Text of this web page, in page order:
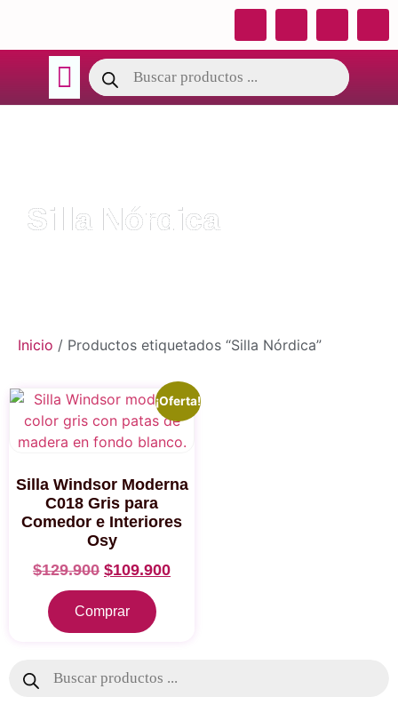
Silla Nórdica
Inicio / Productos etiquetados “Silla Nórdica”
¡Oferta!
Silla Windsor Moderna
C018 Gris para
Comedor e Interiores
Osy
$129.900 $109.900
Comprar